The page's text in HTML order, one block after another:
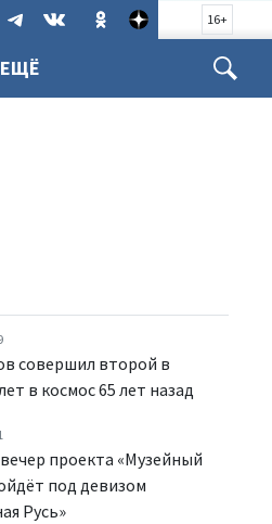
16+
ЕЩЁ
совершил второй в
в космос 65 лет назад
проекта «Музейный
под девизом
Русь»